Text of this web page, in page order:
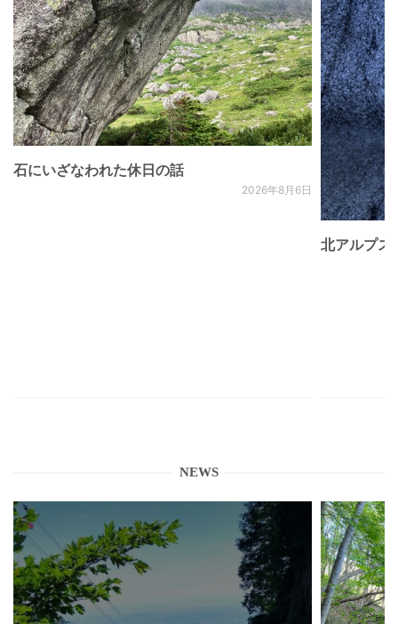
石にいざなわれた休日の話
2026年8月6日
北アルプ
NEWS